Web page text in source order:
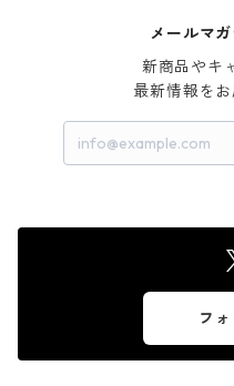
メールマ
新商品やキ
最新情報をお
フ